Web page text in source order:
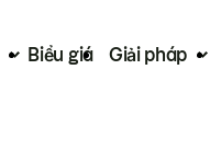
Biểu giá Giải pháp